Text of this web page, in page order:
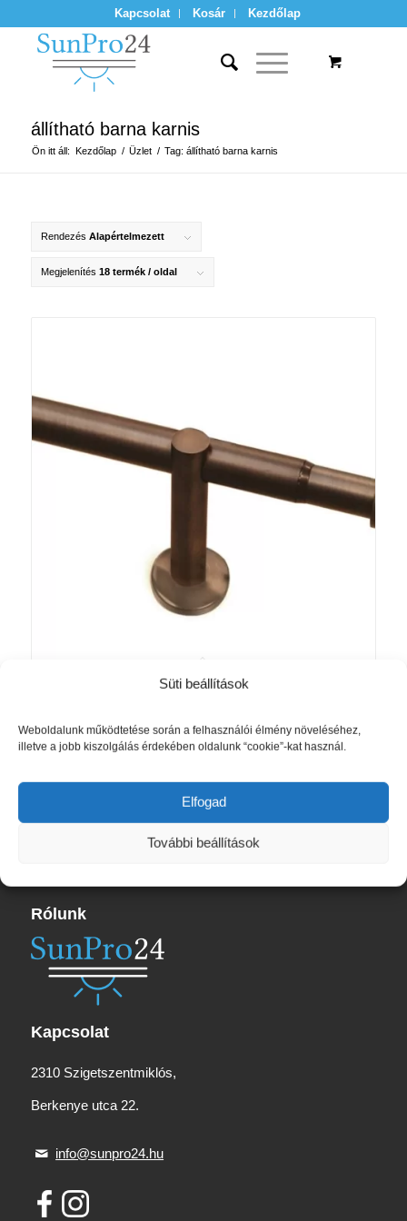
Süti beállítások
Weboldalunk működtetése során a felhasználói élmény növeléséhez,
illetve a jobb kiszolgálás érdekében oldalunk “cookie”-kat használ.
Elfogad
További beállítások
Kapcsolat Kosár Kezdőlap
állítható barna karnis
Ön itt áll: Kezdőlap / Üzlet / Tag: állítható barna karnis
Rendezés Alapértelmezett
Megjelenítés 18 termék / oldal
Teleszkópos karnis Ø 22/25 mm
9 125Ft – 13 665FtÁrtartomány:
9
665 Ft
Rólunk
Kapcsolat
2310 Szigetszentmiklós,
Berkenye utca 22.
info@sunpro24.hu